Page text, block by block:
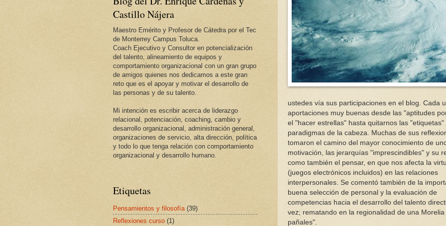
ustedes vía sus participaciones en el blog. Cada
aportaciones muy buenas desde las "aptitudes
el "hacer estrellas" hasta quitarnos las "etiquetas"
paradigmas de la cabeza. Muchas de sus
tomaron el camino del mayor conocimiento de
motivación, las jerarquías "imprescindibles" y su
como también el pensar, en que nos afecta la
(juegos electrónicos incluidos) en las relaciones
interpersonales. Se comentó también de la
buena selección de personal y la evaluación de
competencias hacia el desarrollo del talento
vez; rematando en la regionalidad de una Morelia
pañales".
Castillo Nájera
Maestro Emérito y Profesor de Cátedra por el Tec
de Monterrey Campus Toluca.
Coach Ejecutivo y Consultor en potencialización
del talento, alineamiento de equipos y
comportamiento organizacional con un gran grupo
de amigos quienes nos dedicamos a este gran
reto que es el apoyar y motivar el desarrollo de
las personas y de su talento.
Mi intención es escribir acerca de liderazgo
relacional, potenciación, coaching, cambio y
desarrollo organizacional, administración general,
organizaciones de servicio, alta dirección, política
y todo lo que tenga relación con comportamiento
organizacional y desarrollo humano.
Etiquetas
Pensamientos y filosofía (39)
Reflexiones curso (1)